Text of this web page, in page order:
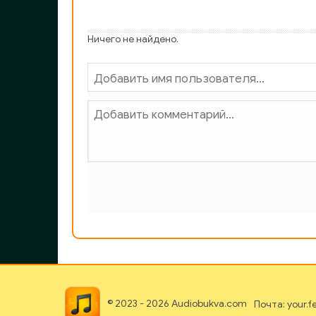
Ничего не найдено.
© 2023 - 2026 Audiobukva.com Почта: